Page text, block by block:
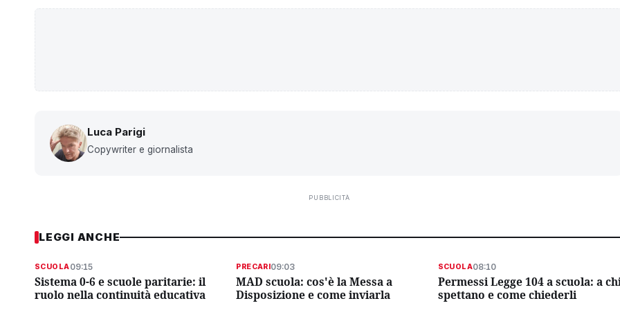
Luca Parigi
Copywriter e giornalista
PUBBLICITÀ
LEGGI ANCHE
SCUOLA09:15
Sistema 0-6 e scuole paritarie: il
ruolo nella continuità educativa
PRECARI09:03
MAD scuola: cos'è la Messa a
Disposizione e come inviarla
SCUOLA08:10
Permessi Legge 104 a scuola: a
spettano e come chiederli